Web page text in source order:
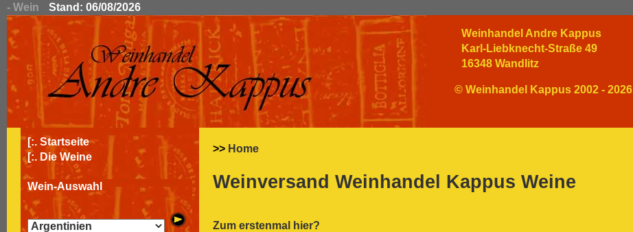
- Wein Stand: 06/08/2026
Weinhandel Andre Kappus
Karl-Liebknecht-Straße 49
16348 Wandlitz
© Weinhandel Kappus 2002 - 2026
[:. Startseite
[:. Die Weine
Wein-Auswahl
>> Home
Weinversand Weinhandel Kappus Weine
Zum erstenmal hier?